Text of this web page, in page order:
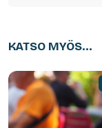
KATSO MYÖS...